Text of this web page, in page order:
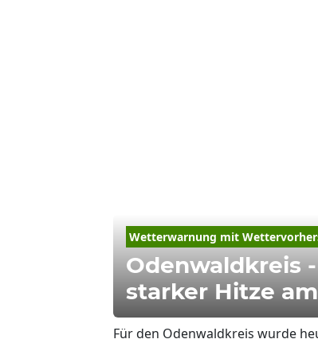
Wetterwarnung mit
Odenwaldkreis
starker Hitze
Für den Odenwaldkreis wurde